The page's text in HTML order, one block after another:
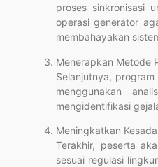
proses sinkronisasi
operasi generator
membahayakan
Menerapkan Metode
Selanjutnya,
menggunakan
mengidentifikasi
Meningkatkan
Terakhir, peserta
sesuai regulasi